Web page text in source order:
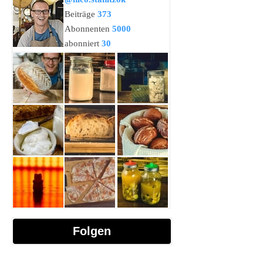
Beiträge 373
Abonnenten 5000
abonniert 30
Folgen